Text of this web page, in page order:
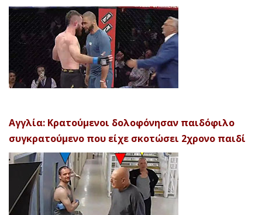
Αγγλία: Κρατούμενοι δολοφόνησαν παιδόφιλο
συγκρατούμενο που είχε σκοτώσει 2χρονο παιδί